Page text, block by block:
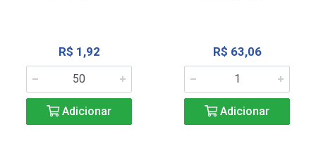
R$ 1,92
Adicionar
R$ 63,06
Adicionar